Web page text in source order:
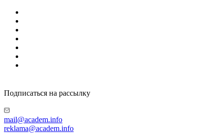
Подписаться на рассылку
mail@academ.info
reklama@academ.info